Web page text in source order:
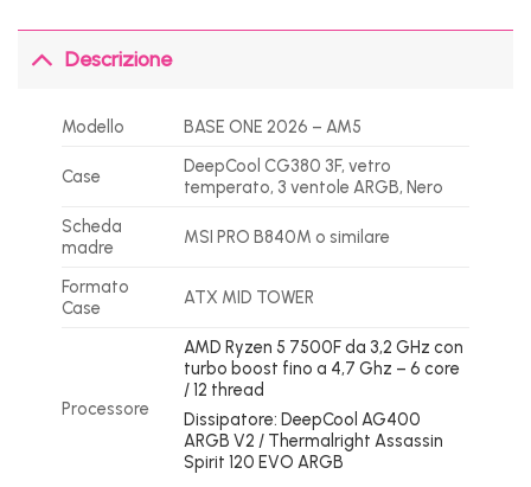
Descrizione
Modello BASE ONE 2026 – AM5
Case
DeepCool CG380 3F, vetro
temperato, 3 ventole ARGB, Nero
Scheda
madre
MSI PRO B840M o similare
Formato
Case
ATX MID TOWER
Processore
AMD Ryzen 5 7500F da 3,2 GHz con
turbo boost fino a 4,7 Ghz – 6 core
/ 12 thread
Dissipatore: DeepCool AG400
ARGB V2 / Thermalright Assassin
Spirit 120 EVO ARGB